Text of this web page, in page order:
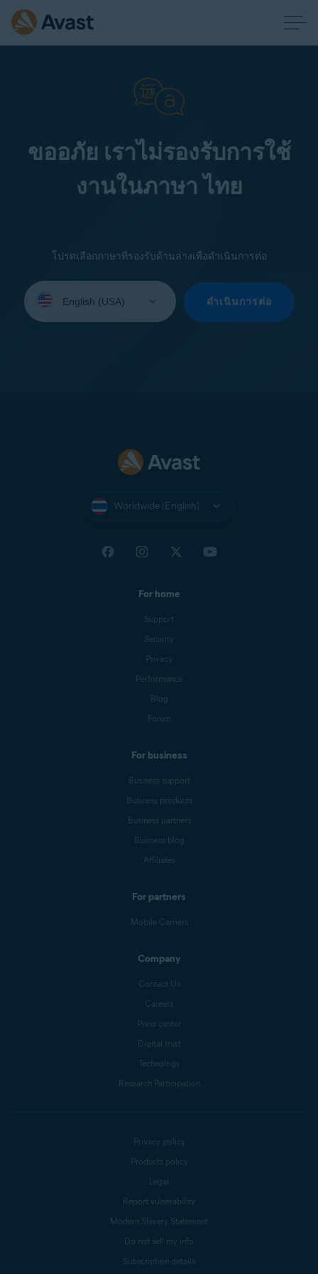
ขออภัย เราไม่รองรับการใช้
งานในภาษา ไทย
โปรดเลือกภาษาที่รองรับด้านล่างเพื่อดำเนินการต่อ
your
ดำเนินการต่อ
Worldwide (English)
For home
Support
Security
Privacy
Performance
Blog
Forum
For business
Business support
Business products
Business partners
Business blog
Affiliates
For partners
Mobile Carriers
Company
Contact Us
Careers
Press center
Digital trust
Technology
Research Participation
Privacy policy
Products policy
Legal
Report vulnerability
Modern Slavery Statement
Do not sell my info
Subscription details